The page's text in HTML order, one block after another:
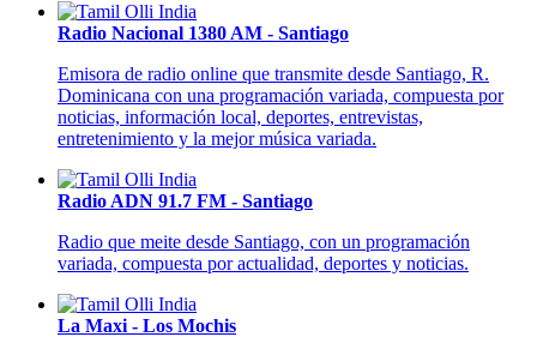
Radio Nacional 1380 AM - Santiago
Emisora de radio online que transmite desde Santiago, R.
Dominicana con una programación variada, compuesta por
noticias, información local, deportes, entrevistas,
entretenimiento y la mejor música variada.
Radio ADN 91.7 FM - Santiago
Radio que meite desde Santiago, con un programación
variada, compuesta por actualidad, deportes y noticias.
La Maxi - Los Mochis